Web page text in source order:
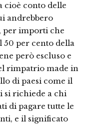
cioè conto delle
andrebbero
per importi che
50 per cento della
però escluso e
rimpatrio made in
di paesi come il
si richiede a chi
di pagare tutte le
e il significato